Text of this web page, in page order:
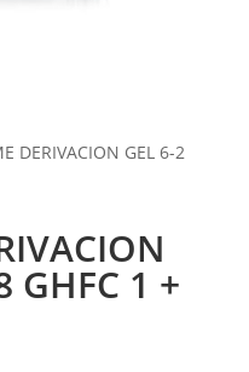
DERIVACION GEL 6-2
GHFC 1 +